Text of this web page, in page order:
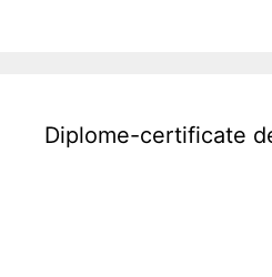
i
Diplome-certificate